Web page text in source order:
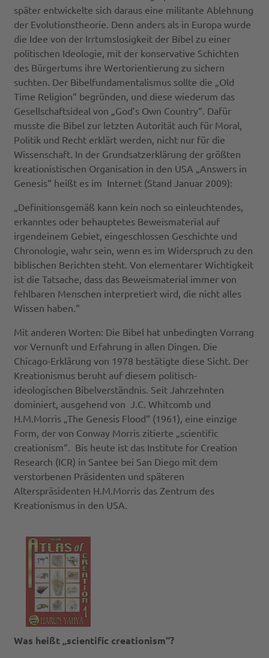
später entwickelte sich daraus eine militante Ablehnung
der Evolutionstheorie. Denn anders als in Europa wurde
die Idee von der Irrtumslosigkeit der Bibel zu einer
politischen Ideologie, mit der konservative Schichten
des Bürgertums ihre Wertorientierung zu sichern
suchten. Der Bibelfundamentalismus sollte die „Old
Time Religion“ begründen, und diese wiederum das
Gesellschaftsideal von „God’s Own Country“. Dafür
musste die Bibel zur letzten Autorität auch für Moral,
Politik und Recht erklärt werden, nicht nur für die
Wissenschaft. In der Grundsatzerklärung der größten
kreationistischen Organisation in den USA „Answers in
Genesis“ heißt es im Internet (Stand Januar 2009):
„Definitionsgemäß kann kein noch so einleuchtendes,
erkanntes oder behauptetes Beweismaterial auf
irgendeinem Gebiet, eingeschlossen Geschichte und
Chronologie, wahr sein, wenn es im Widerspruch zu den
biblischen Berichten steht. Von elementarer Wichtigkeit
ist die Tatsache, dass das Beweismaterial immer von
fehlbaren Menschen interpretiert wird, die nicht alles
Wissen haben.“
Mit anderen Worten: Die Bibel hat unbedingten Vorrang
vor Vernunft und Erfahrung in allen Dingen. Die
Chicago-Erklärung von 1978 bestätigte diese Sicht. Der
Kreationismus beruht auf diesem politisch-
ideologischen Bibelverständnis. Seit Jahrzehnten
dominiert, ausgehend von J.C. Whitcomb und
H.M.Morris „The Genesis Flood“ (1961), eine einzige
Form, der von Conway Morris zitierte „scientific
creationism“. Bis heute ist das Institute for Creation
Research (ICR) in Santee bei San Diego mit dem
verstorbenen Präsidenten und späteren
Alterspräsidenten H.M.Morris das Zentrum des
Kreationismus in den USA.
Was heißt „scientific creationism“?